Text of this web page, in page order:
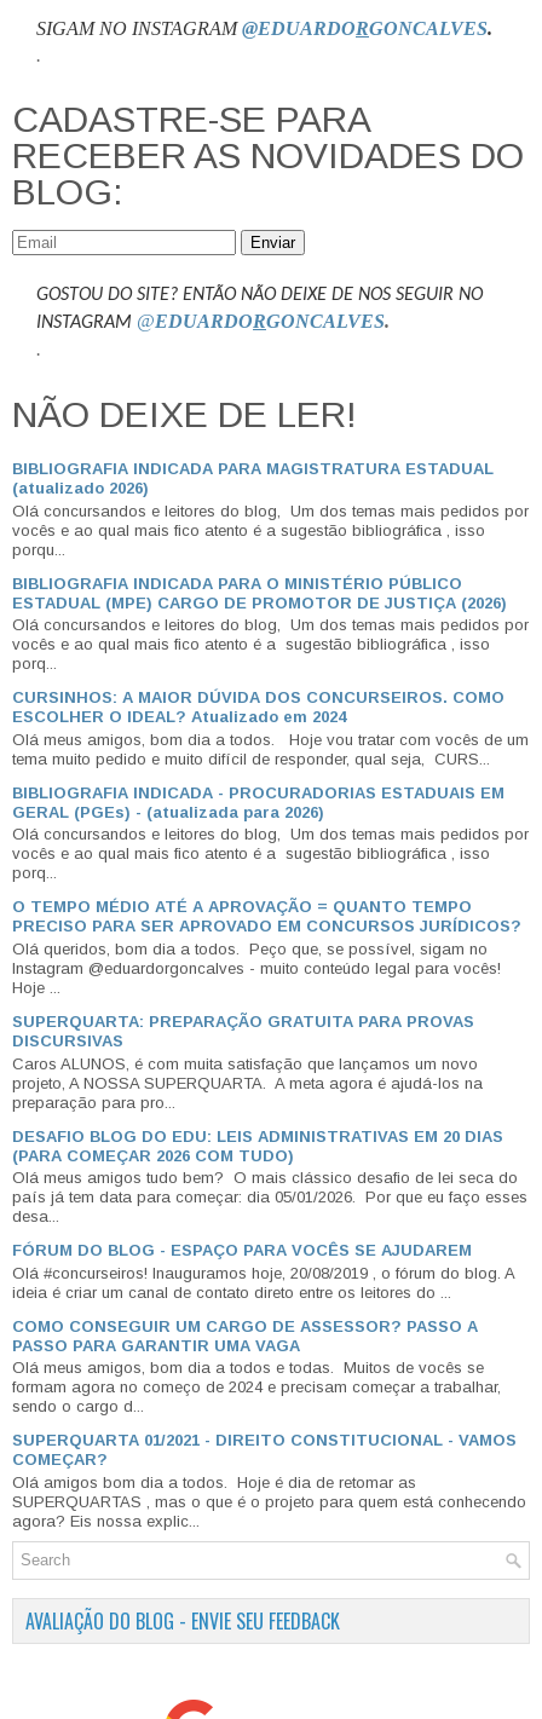
SIGAM NO INSTAGRAM@EDUARDORGONCALVES.
.
CADASTRE-SE PARA
RECEBER AS NOVIDADES DO
BLOG:
Enviar
GOSTOU DO SITE? ENTÃO NÃO DEIXE DE NOS SEGUIR NO
INSTAGRAM @EDUARDORGONCALVES.
.
NÃO DEIXE DE LER!
BIBLIOGRAFIA INDICADA PARA MAGISTRATURA ESTADUAL
(atualizado 2026)
Olá concursandos e leitores do blog, Um dos temas mais pedidos por
vocês e ao qual mais fico atento é a sugestão bibliográfica , isso
porqu...
BIBLIOGRAFIA INDICADA PARA O MINISTÉRIO PÚBLICO
ESTADUAL (MPE) CARGO DE PROMOTOR DE JUSTIÇA (2026)
Olá concursandos e leitores do blog, Um dos temas mais pedidos por
vocês e ao qual mais fico atento é a sugestão bibliográfica , isso
porq...
CURSINHOS: A MAIOR DÚVIDA DOS CONCURSEIROS. COMO
ESCOLHER O IDEAL? Atualizado em 2024
Olá meus amigos, bom dia a todos. Hoje vou tratar com vocês de um
tema muito pedido e muito difícil de responder, qual seja, CURS...
BIBLIOGRAFIA INDICADA - PROCURADORIAS ESTADUAIS EM
GERAL (PGEs) - (atualizada para 2026)
Olá concursandos e leitores do blog, Um dos temas mais pedidos por
vocês e ao qual mais fico atento é a sugestão bibliográfica , isso
porq...
O TEMPO MÉDIO ATÉ A APROVAÇÃO = QUANTO TEMPO
PRECISO PARA SER APROVADO EM CONCURSOS JURÍDICOS?
Olá queridos, bom dia a todos. Peço que, se possível, sigam no
Instagram @eduardorgoncalves - muito conteúdo legal para vocês!
Hoje ...
SUPERQUARTA: PREPARAÇÃO GRATUITA PARA PROVAS
DISCURSIVAS
Caros ALUNOS, é com muita satisfação que lançamos um novo
projeto, A NOSSA SUPERQUARTA. A meta agora é ajudá-los na
preparação para pro...
DESAFIO BLOG DO EDU: LEIS ADMINISTRATIVAS EM 20 DIAS
(PARA COMEÇAR 2026 COM TUDO)
Olá meus amigos tudo bem? O mais clássico desafio de lei seca do
país já tem data para começar: dia 05/01/2026. Por que eu faço esses
desa...
FÓRUM DO BLOG - ESPAÇO PARA VOCÊS SE AJUDAREM
Olá #concurseiros! Inauguramos hoje, 20/08/2019 , o fórum do blog. A
ideia é criar um canal de contato direto entre os leitores do ...
COMO CONSEGUIR UM CARGO DE ASSESSOR? PASSO A
PASSO PARA GARANTIR UMA VAGA
Olá meus amigos, bom dia a todos e todas. Muitos de vocês se
formam agora no começo de 2024 e precisam começar a trabalhar,
sendo o cargo d...
SUPERQUARTA 01/2021 - DIREITO CONSTITUCIONAL - VAMOS
COMEÇAR?
Olá amigos bom dia a todos. Hoje é dia de retomar as
SUPERQUARTAS , mas o que é o projeto para quem está conhecendo
agora? Eis nossa explic...
AVALIAÇÃO DO BLOG - ENVIE SEU FEEDBACK